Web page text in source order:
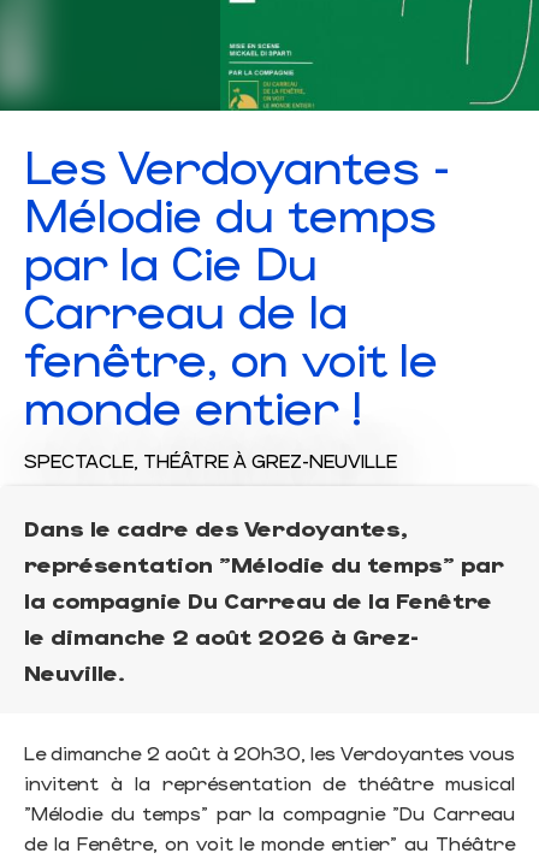
Les Verdoyantes -
Mélodie du temps
par la Cie Du
Carreau de la
fenêtre, on voit le
monde entier !
SPECTACLE, THÉÂTRE À GREZ-NEUVILLE
Dans le cadre des Verdoyantes,
représentation "Mélodie du temps" par
la compagnie Du Carreau de la Fenêtre
le dimanche 2 août 2026 à Grez-
Neuville.
Le dimanche 2 août à 20h30, les Verdoyantes vous
invitent à la représentation de théâtre musical
"Mélodie du temps" par la compagnie "Du Carreau
de la Fenêtre, on voit le monde entier" au Théâtre